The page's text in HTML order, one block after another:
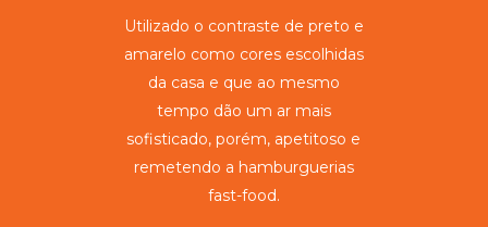
Utilizado o contraste de preto e
amarelo como cores escolhidas
da casa e que ao mesmo
tempo dão um ar mais
sofisticado, porém, apetitoso e
remetendo a hamburguerias
fast-food.